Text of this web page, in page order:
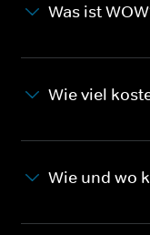
Was ist
Wie viel
Wie und wo